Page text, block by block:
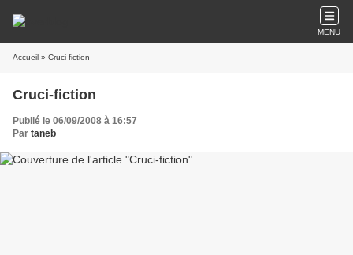
MENU
Accueil » Cruci-fiction
Cruci-fiction
Publié le 06/09/2008 à 16:57
Par taneb